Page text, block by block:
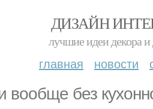
ДИЗАЙН
лучшие идеи декора и
главная новости
вообще без